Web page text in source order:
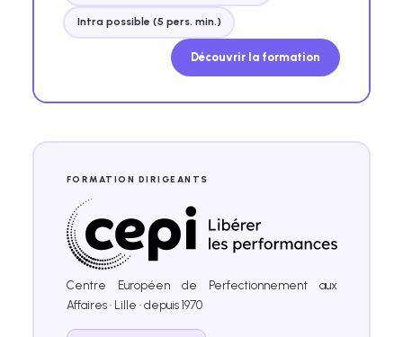
Intra possible (5 pers. min.)
Découvrir la formation
FORMATION DIRIGEANTS
Centre Européen de Perfectionnement aux
Affaires · Lille · depuis 1970